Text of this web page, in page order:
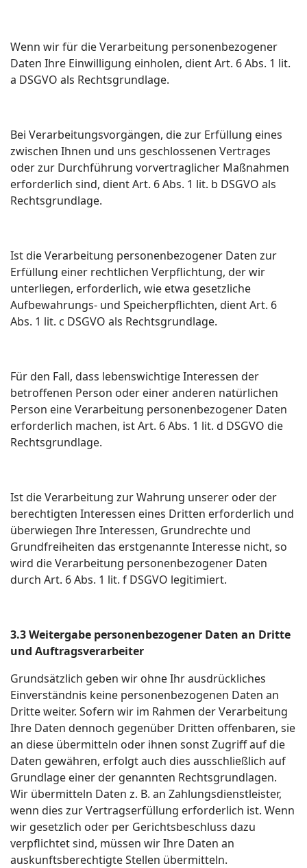
Wenn wir für die Verarbeitung personenbezogener
Daten Ihre Einwilligung einholen, dient Art. 6 Abs. 1 lit.
a DSGVO als Rechtsgrundlage.
Bei Verarbeitungsvorgängen, die zur Erfüllung eines
zwischen Ihnen und uns geschlossenen Vertrages
oder zur Durchführung vorvertraglicher Maßnahmen
erforderlich sind, dient Art. 6 Abs. 1 lit. b DSGVO als
Rechtsgrundlage.
Ist die Verarbeitung personenbezogener Daten zur
Erfüllung einer rechtlichen Verpflichtung, der wir
unterliegen, erforderlich, wie etwa gesetzliche
Aufbewahrungs- und Speicherpflichten, dient Art. 6
Abs. 1 lit. c DSGVO als Rechtsgrundlage.
Für den Fall, dass lebenswichtige Interessen der
betroffenen Person oder einer anderen natürlichen
Person eine Verarbeitung personenbezogener Daten
erforderlich machen, ist Art. 6 Abs. 1 lit. d DSGVO die
Rechtsgrundlage.
Ist die Verarbeitung zur Wahrung unserer oder der
berechtigten Interessen eines Dritten erforderlich und
überwiegen Ihre Interessen, Grundrechte und
Grundfreiheiten das erstgenannte Interesse nicht, so
wird die Verarbeitung personenbezogener Daten
durch Art. 6 Abs. 1 lit. f DSGVO legitimiert.
3.3 Weitergabe personenbezogener Daten an Dritte
und Auftragsverarbeiter
Grundsätzlich geben wir ohne Ihr ausdrückliches
Einverständnis keine personenbezogenen Daten an
Dritte weiter. Sofern wir im Rahmen der Verarbeitung
Ihre Daten dennoch gegenüber Dritten offenbaren, sie
an diese übermitteln oder ihnen sonst Zugriff auf die
Daten gewähren, erfolgt auch dies ausschließlich auf
Grundlage einer der genannten Rechtsgrundlagen.
Wir übermitteln Daten z. B. an Zahlungsdienstleister,
wenn dies zur Vertragserfüllung erforderlich ist. Wenn
wir gesetzlich oder per Gerichtsbeschluss dazu
verpflichtet sind, müssen wir Ihre Daten an
auskunftsberechtigte Stellen übermitteln.